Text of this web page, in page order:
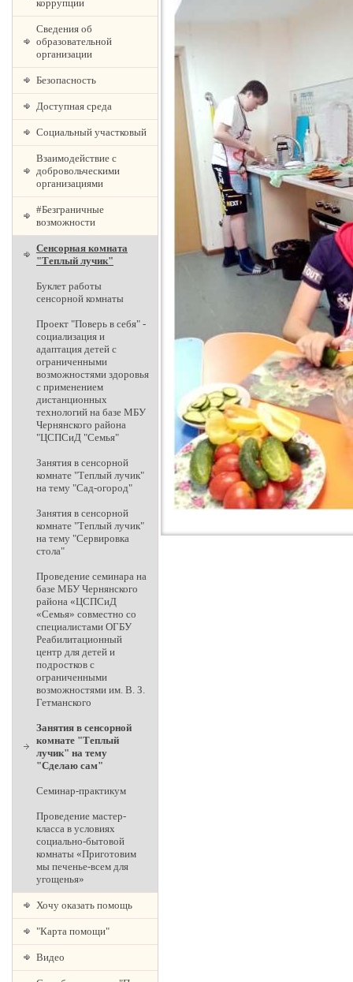
коррупции
Сведения об
образовательной
организации
Безопасность
Доступная среда
Социальный участковый
Взаимодействие с
добровольческими
организациями
#Безграничные
возможности
Сенсорная комната
"Теплый лучик"
Буклет работы
сенсорной комнаты
Проект "Поверь в себя" -
социализация и
адаптация детей с
ограниченными
возможностями здоровья
с применением
дистанционных
технологий на базе МБУ
Чернянского района
"ЦСПСиД "Семья"
Занятия в сенсорной
комнате "Теплый лучик"
на тему "Сад-огород"
Занятия в сенсорной
комнате "Теплый лучик"
на тему "Сервировка
стола"
Проведение семинара на
базе МБУ Чернянского
района «ЦСПСиД
«Семья» совместно со
специалистами ОГБУ
Реабилитационный
центр для детей и
подростков с
ограниченными
возможностями им. В. З.
Гетманского
Занятия в сенсорной
комнате "Теплый
лучик" на тему
"Сделаю сам"
Семинар-практикум
Проведение мастер-
класса в условиях
социально-бытовой
комнаты «Приготовим
мы печенье-всем для
угощенья»
Хочу оказать помощь
"Карта помощи"
Видео